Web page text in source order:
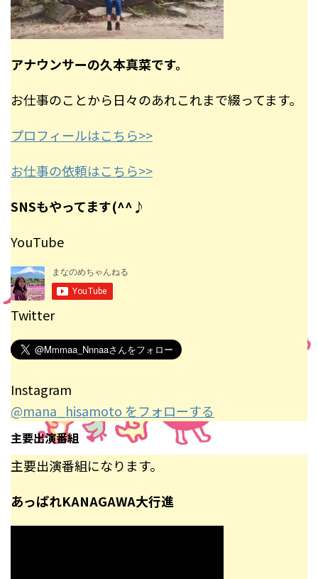
アナウンサーの久本真菜です。
お仕事のことから日々のあれこれまで綴ってます。
プロフィールはこちら>>
お仕事の依頼はこちら>>
SNSもやってます(^^♪
YouTube
Twitter
Instagram
@mana_hisamoto をフォローする
主要出演番組
主要出演番組になります。
あっぱれKANAGAWA大行進